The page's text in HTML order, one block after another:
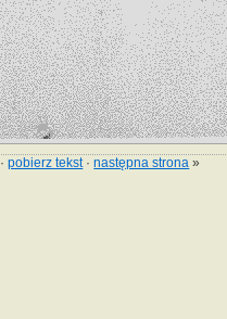
·pobierz tekst·następna strona »